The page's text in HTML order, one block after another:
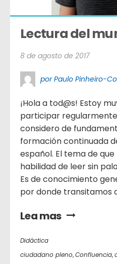
Lectura del
8 de agosto de 2017
por Paulo Pinheiro-
¡Hola a tod@s! Estoy
participar
considero de
formación continuada
español. El tema de
habilidad de leer sin
Es de conocimiento
por donde transitamos
Lea mas
Didáctica
ciudadano pleno,Confluencia,